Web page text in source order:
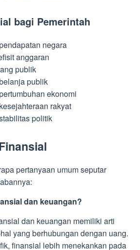
bagi Pemerintah
negara
anggaran
publik
publik
ekonomi
rakyat
politik
pertanyaan umum seputar
dan keuangan?
dan keuangan memiliki arti
yang berhubungan dengan uang.
finansial lebih menekankan pada